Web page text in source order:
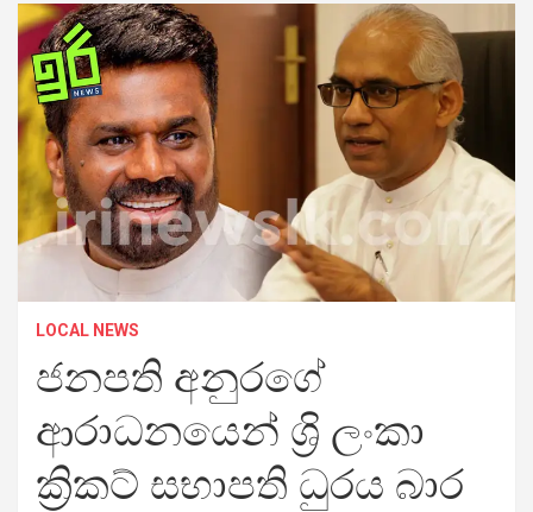
LOCAL NEWS
ජනපති අනුරගේ
ආරාධනයෙන් ශ්‍රි ලංකා
ක්‍රිකට් සභාපති ධුරය බාර